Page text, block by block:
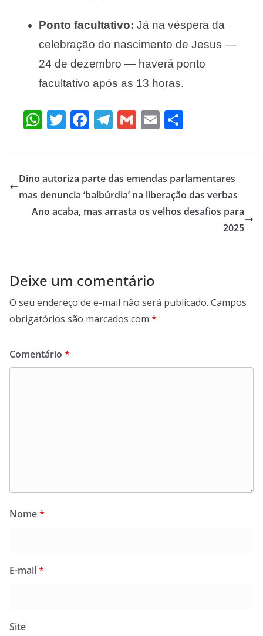
Ponto facultativo: Já na véspera da
celebração do nascimento de Jesus —
24 de dezembro — haverá ponto
facultativo após as 13 horas.
W
s
A
p
T
er
F
b
o
o
T
gr
a
m
G
l
E
l e
Dino autoriza parte das emendas parlamentares
mas denuncia ‘balbúrdia’ na liberação das verbas
Ano acaba, mas arrasta os velhos desafios para
2025
Deixe um comentário
O seu endereço de e-mail não será publicado. Campos
obrigatórios são marcados com *
Comentário *
Nome*
E-mail*
Site